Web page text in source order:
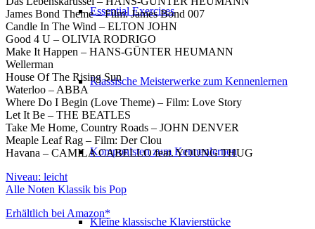
Essential Exercises
Klassische Meisterwerke zum Kennenlernen
Komponisten zum Kennenlernen
Kleine klassische Klavierstücke
James Bond Theme – Film: James Bond 007
Candle In The Wind – ELTON JOHN
Good 4 U – OLIVIA RODRIGO
Make It Happen – HANS-GÜNTER HEUMANN
Wellerman
House Of The Rising Sun
Waterloo – ABBA
Where Do I Begin (Love Theme) – Film: Love Story
Let It Be – THE BEATLES
Take Me Home, Country Roads – JOHN DENVER
Meaple Leaf Rag – Film: Der Clou
Havana – CAMILA CABELLO feat. YOUNG THUG
Niveau: leicht
Alle Noten Klassik bis Pop
Erhältlich bei Amazon*